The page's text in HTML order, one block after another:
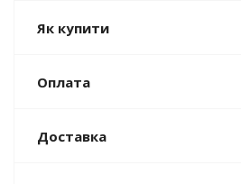
Як купити
Оплата
Доставка